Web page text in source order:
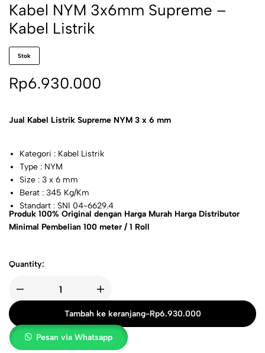
Kabel NYM 3x6mm Supreme –
Kabel Listrik
Stok
Rp6.930.000
Jual Kabel Listrik Supreme NYM 3 x 6 mm
Kategori : Kabel Listrik
Type : NYM
Size : 3 x 6 mm
Berat : 345 Kg/Km
Standart : SNI 04-6629.4
Produk 100% Original dengan Harga Murah Harga Distributor
Minimal Pembelian 100 meter / 1 Roll
Quantity:
Tambah ke keranjang-Rp6.930.000
Pesan via Whatsapp